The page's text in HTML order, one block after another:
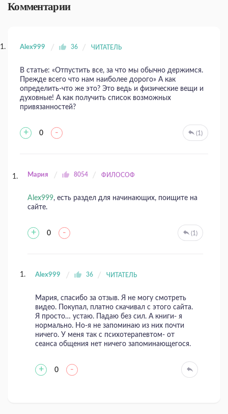
Комментарии
Alex999 36 ЧИТАТЕЛЬ
В статье: «Отпустить все, за что мы обычно держимся.
Прежде всего что нам наиболее дорого» А как
определить-что же это? Это ведь и физические вещи и
духовные! А как получить список возможных
привязанностей?
+ 0 - (1)
Мария 8054 ФИЛОСОФ
Alex999, есть раздел для начинающих, поищите на
сайте.
+ 0 - (1)
Alex999 36 ЧИТАТЕЛЬ
Мария, спасибо за отзыв. Я не могу смотреть
видео. Покупал, платно скачивал с этого сайта.
Я просто… устаю. Падаю без сил. А книги- я
нормально. Но-я не запоминаю из них почти
ничего. У меня так с психотерапевтом- от
сеанса общения нет ничего запоминающегося.
+ 0 -